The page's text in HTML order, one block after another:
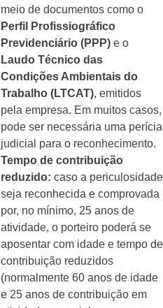
meio de documentos como o
Perfil Profissiográfico
Previdenciário (PPP) e o
Laudo Técnico das
Condições Ambientais do
Trabalho (LTCAT), emitidos
pela empresa. Em muitos casos,
pode ser necessária uma perícia
judicial para o reconhecimento.
Tempo de contribuição
reduzido: caso a periculosidade
seja reconhecida e comprovada
por, no mínimo, 25 anos de
atividade, o porteiro poderá se
aposentar com idade e tempo de
contribuição reduzidos
(normalmente 60 anos de idade
e 25 anos de contribuição em